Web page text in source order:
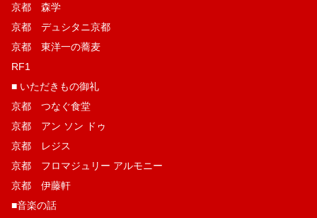
京都 森学
京都 デュシタニ京都
京都 東洋一の蕎麦
RF1
■ いただきもの御礼
京都 つなぐ食堂
京都 アン ソン ドゥ
京都 レジス
京都 フロマジュリー アルモニー
京都 伊藤軒
■音楽の話